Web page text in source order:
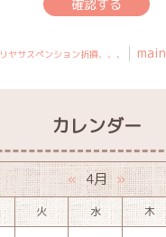
リヤサスペンション折損、、、 main
カレンダー
« 4月 »
火 水 木